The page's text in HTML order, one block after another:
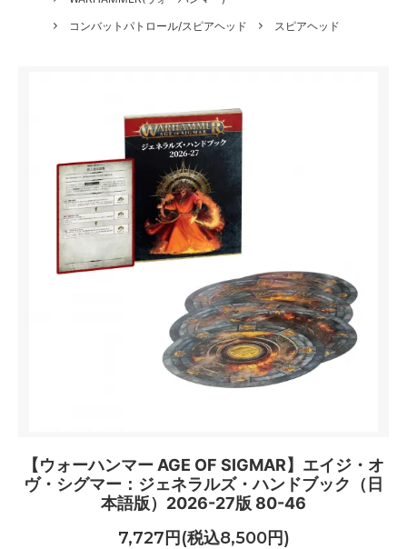
コンバットパトロール/スピアヘッド
スピアヘッド
【ウォーハンマー AGE OF SIGMAR】エイジ・オ
ヴ・シグマー：ジェネラルズ・ハンドブック（日
本語版）2026-27版 80-46
7,727円(税込8,500円)